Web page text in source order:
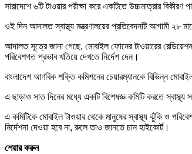
সারাদেশে ৬টি টাওয়ার পরীক্ষা করে একটিতে উচ্চমাত্রার
ওই দিন আদালত স্বাস্থ্য মন্ত্রণালয়ের প্রতিবেদনটি আগামী ২৮
আদালত সূত্রে জানা গেছে, মোবাইল ফোনের টাওয়ারের রেডিয়েশন
পরিবেশগত প্রভাব খতিয়ে দেখতে নির্দেশ দেন।
বাংলাদেশ আণবিক শক্তি কমিশনের চেয়ারম্যানকে বিভিন্ন
এ ছাড়াও সাত দিনের মধ্যে একটি বিশেষজ্ঞ কমিটি করতে স্বাস্থ্য
এ কমিটিকে মোবাইল টাওয়ার থেকে মানুষের স্বাস্থ্য ঝুঁকি ও
নির্দেশনা দেওয়া হবে না, রুলে তাও জানতে চান হাইকোর্ট।
শেয়ার করুন